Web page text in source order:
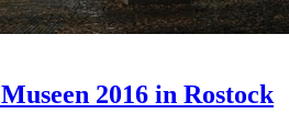
2016 in Rostock